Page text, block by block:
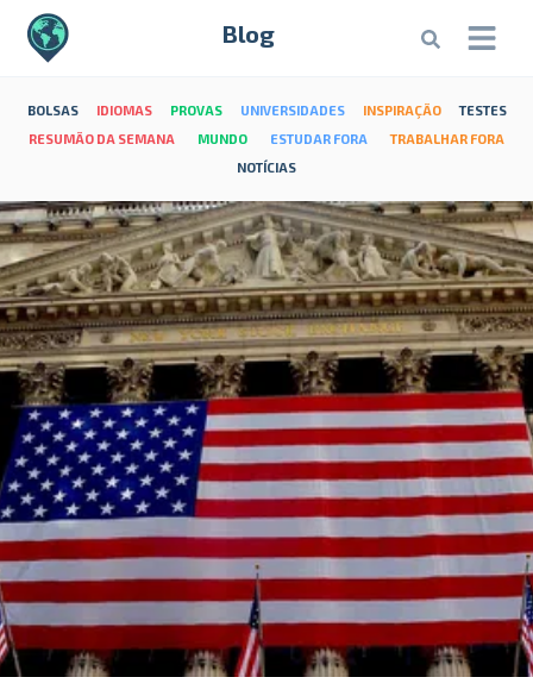
Blog
BOLSAS IDIOMAS PROVAS UNIVERSIDADES INSPIRAÇÃO
TESTES
RESUMÃO DA SEMANA
MUNDO ESTUDAR FORA
TRABALHAR FORA
NOTÍCIAS